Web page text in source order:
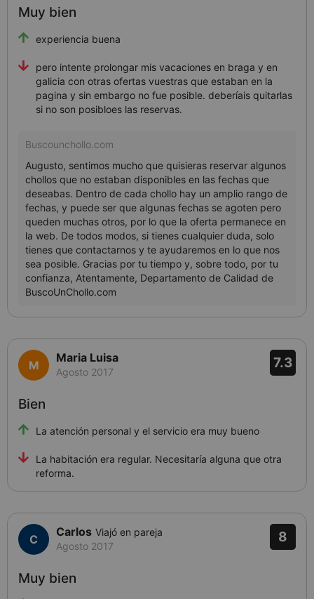
experiencia buena
pero intente prolongar mis vacaciones en braga y en
galicia con otras ofertas vuestras que estaban en la
pagina y sin embargo no fue posible. deberíais quitarlas
si no son posibloes las reservas.
Muy bien
7.3
Maria Luisa
Agosto 2017
La atención personal y el servicio era muy bueno
La habitación era regular. Necesitaría alguna que otra
reforma.
Bien
8
Carlos Viajó en pareja
Agosto 2017
Muy bien